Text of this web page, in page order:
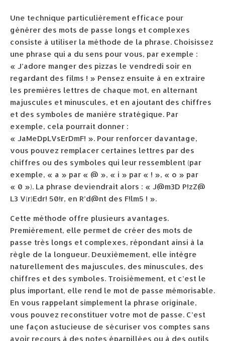
Une technique particulièrement efficace pour
générer des mots de passe longs et complexes
consiste à utiliser la méthode de la phrase. Choisissez
une phrase qui a du sens pour vous, par exemple :
« J’adore manger des pizzas le vendredi soir en
regardant des films ! » Pensez ensuite à en extraire
les premières lettres de chaque mot, en alternant
majuscules et minuscules, et en ajoutant des chiffres
et des symboles de manière stratégique. Par
exemple, cela pourrait donner :
« JaMeDpLVsErDmF! ». Pour renforcer davantage,
vous pouvez remplacer certaines lettres par des
chiffres ou des symboles qui leur ressemblent (par
exemple, « a » par « @ », « i » par « ! », « o » par
« 0 »). La phrase deviendrait alors : « J@m3D P!zZ@
L3 V(r)Edr! 50!r, en R’d@nt des F!lm5 ! ».
Cette méthode offre plusieurs avantages.
Premièrement, elle permet de créer des mots de
passe très longs et complexes, répondant ainsi à la
règle de la longueur. Deuxièmement, elle intègre
naturellement des majuscules, des minuscules, des
chiffres et des symboles. Troisièmement, et c’est le
plus important, elle rend le mot de passe mémorisable.
En vous rappelant simplement la phrase originale,
vous pouvez reconstituer votre mot de passe. C’est
une façon astucieuse de sécuriser vos comptes sans
avoir recours à des notes éparpillées ou à des outils